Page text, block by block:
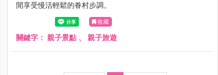
閒享受慢活輕鬆的眷村步調。
收藏
關鍵字： 親子景點 、 親子旅遊